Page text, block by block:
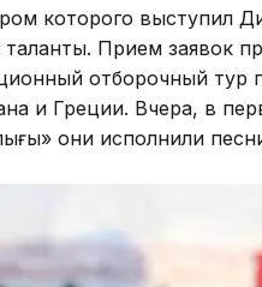
которого выступил
Прием заявок
отборочный тур
и Греции. Вчера, в
они исполнили